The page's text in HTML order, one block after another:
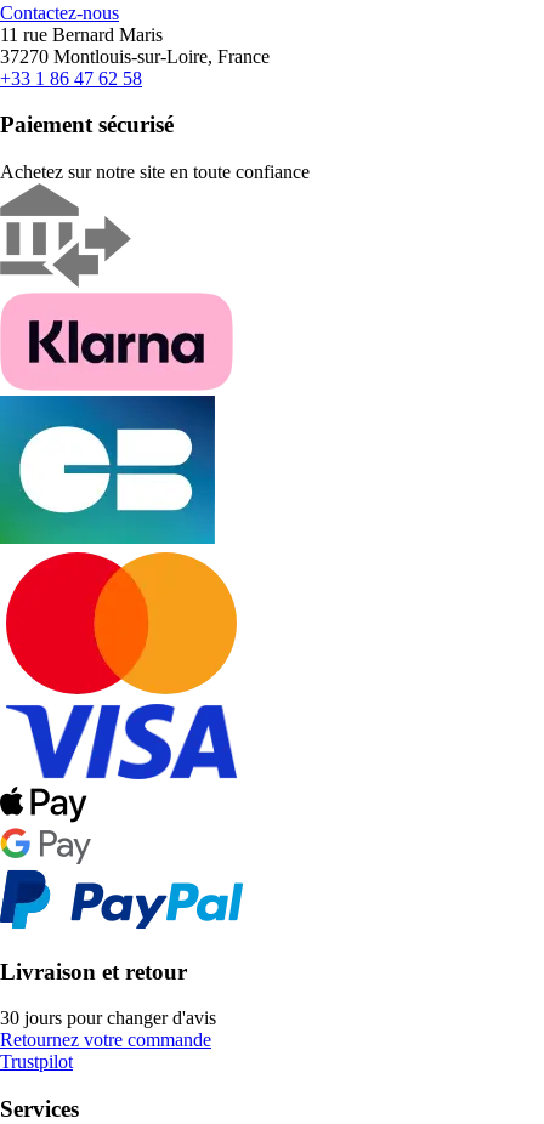
Contactez-nous
11 rue Bernard Maris
37270 Montlouis-sur-Loire, France
+33 1 86 47 62 58
Paiement sécurisé
Achetez sur notre site en toute confiance
Livraison et retour
30 jours pour changer d'avis
Retournez votre commande
Trustpilot
Services